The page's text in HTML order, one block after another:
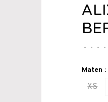
• • • •
Maten :
XS